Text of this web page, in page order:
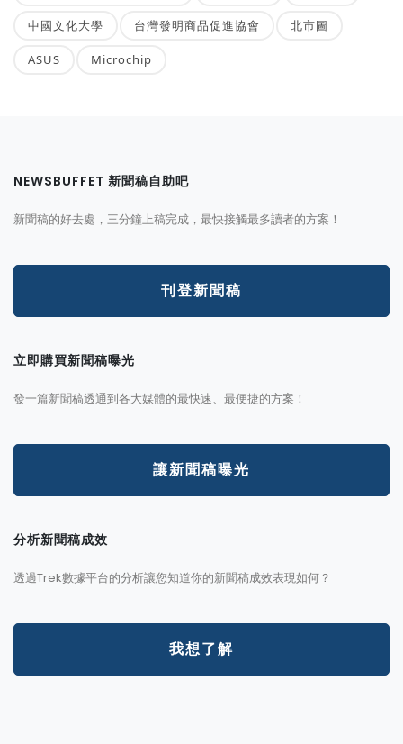
中國文化大學 台灣發明商品促進協會 北市圖
ASUS Microchip
NEWSBUFFET 新聞稿自助吧
新聞稿的好去處，三分鐘上稿完成，最快接觸最多讀者的方案！
刊登新聞稿
立即購買新聞稿曝光
發一篇新聞稿透通到各大媒體的最快速、最便捷的方案！
讓新聞稿曝光
分析新聞稿成效
透過Trek數據平台的分析讓您知道你的新聞稿成效表現如何？
我想了解